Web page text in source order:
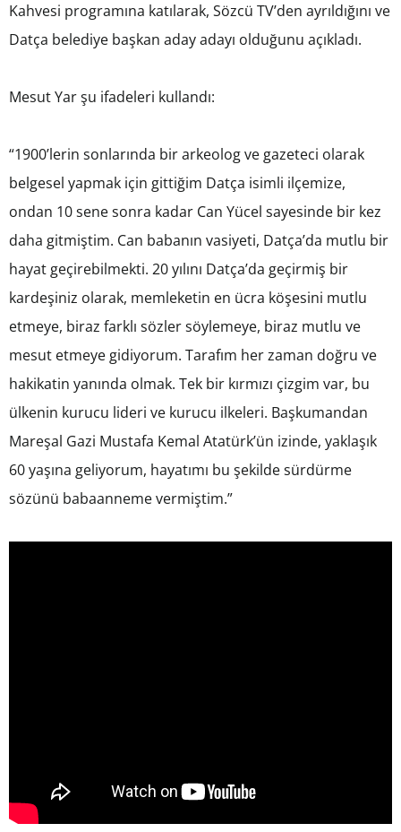
Kahvesi programına katılarak, Sözcü TV’den ayrıldığını ve
Datça belediye başkan aday adayı olduğunu açıkladı.
Mesut Yar şu ifadeleri kullandı:
“1900’lerin sonlarında bir arkeolog ve gazeteci olarak
belgesel yapmak için gittiğim Datça isimli ilçemize,
ondan 10 sene sonra kadar Can Yücel sayesinde bir kez
daha gitmiştim. Can babanın vasiyeti, Datça’da mutlu bir
hayat geçirebilmekti. 20 yılını Datça’da geçirmiş bir
kardeşiniz olarak, memleketin en ücra köşesini mutlu
etmeye, biraz farklı sözler söylemeye, biraz mutlu ve
mesut etmeye gidiyorum. Tarafım her zaman doğru ve
hakikatin yanında olmak. Tek bir kırmızı çizgim var, bu
ülkenin kurucu lideri ve kurucu ilkeleri. Başkumandan
Mareşal Gazi Mustafa Kemal Atatürk’ün izinde, yaklaşık
60 yaşına geliyorum, hayatımı bu şekilde sürdürme
sözünü babaanneme vermiştim.”